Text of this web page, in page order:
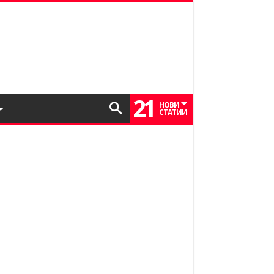
21 НОВИ
СТАТИИ